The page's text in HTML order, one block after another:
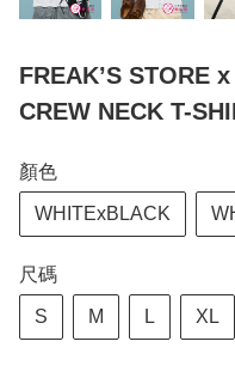
FREAK’S STORE
CREW NECK T-
顏色
WHITExBLACK
尺碼
S M L XL